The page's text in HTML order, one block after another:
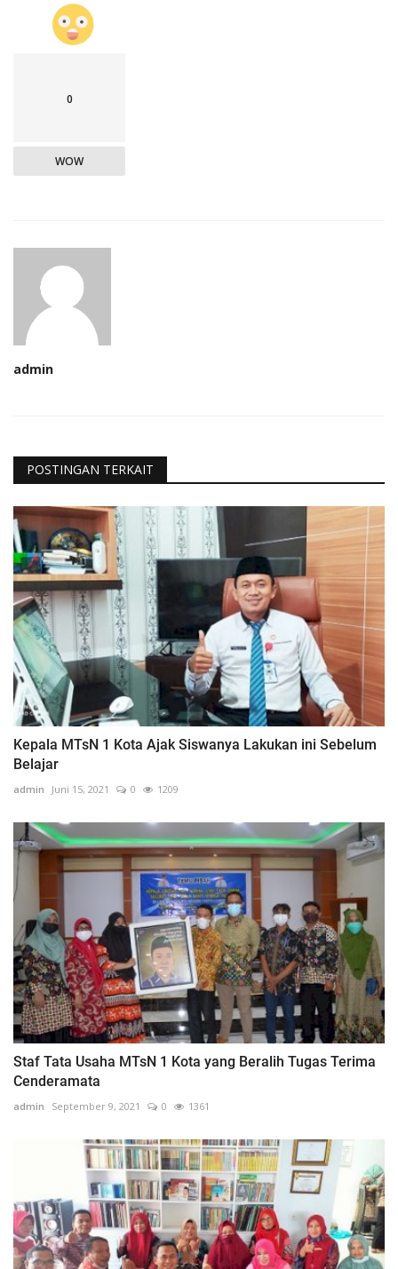
0
WOW
admin
POSTINGAN TERKAIT
Kepala MTsN 1 Kota Ajak Siswanya Lakukan ini Sebelum
Belajar
admin Juni 15, 2021 0 1209
Staf Tata Usaha MTsN 1 Kota yang Beralih Tugas Terima
Cenderamata
admin September 9, 2021 0 1361